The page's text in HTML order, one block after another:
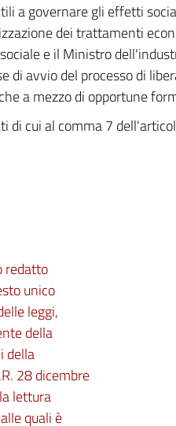
a governare gli effetti
dei trattamenti
e il Ministro
di avvio del processo di
a mezzo di opportune
di cui al comma 7
redatto
unico
leggi,
della
della
28 dicembre
lettura
quali è